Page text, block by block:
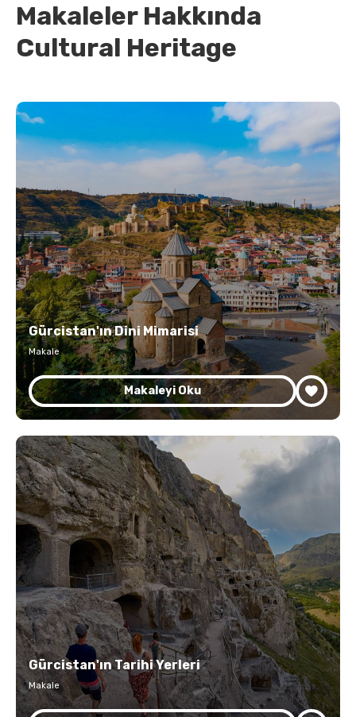
Makaleler Hakkında
Cultural Heritage
Gürcistan'ın Dini Mimarisi
Makale
Makaleyi Oku
Gürcistan'ın Tarihi Yerleri
Makale